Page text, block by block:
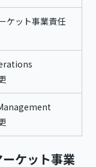
ケット事業責任
ケット事業